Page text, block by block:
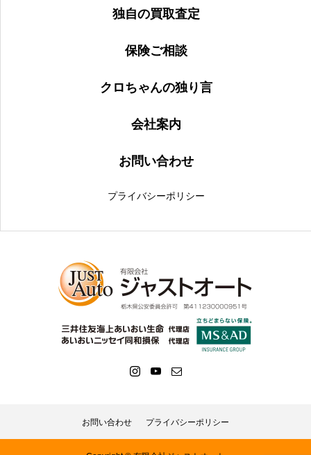
独自の買取査定
保険ご相談
クロちゃんの独り言
会社案内
お問い合わせ
プライバシーポリシー
お問い合わせ プライバシーポリシー